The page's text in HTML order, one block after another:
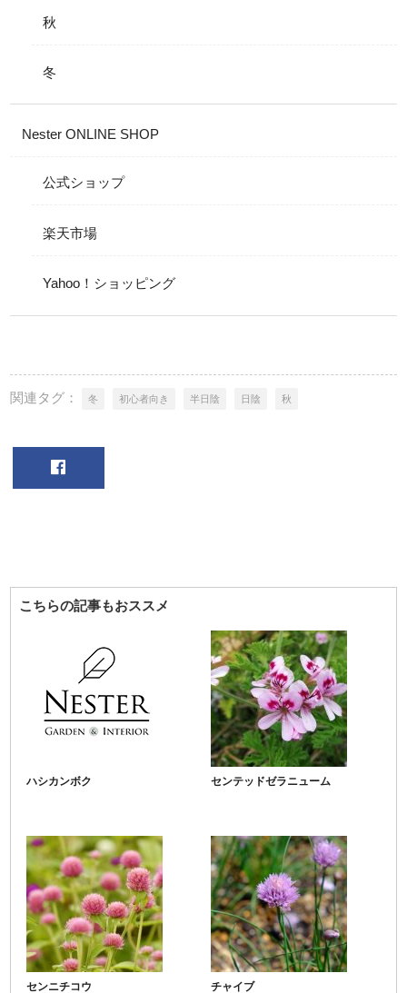
秋
冬
Nester ONLINE SHOP
公式ショップ
楽天市場
Yahoo！ショッピング
関連タグ： 冬 初心者向き 半日陰 日陰 秋
こちらの記事もおススメ
ハシカンボク センテッドゼラニューム
センニチコウ チャイブ